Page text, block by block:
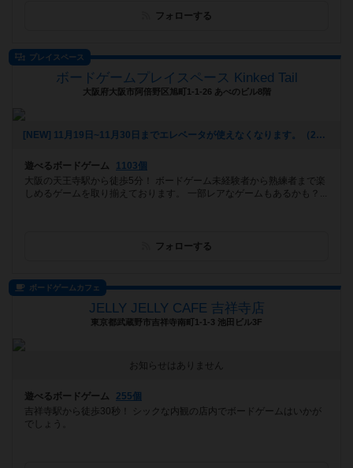
フォローする
プレイスペース
ボードゲームプレイスペース Kinked Tail
大阪府大阪市阿倍野区旭町1-1-26 あべのビル8階
[NEW] 11月19日~11月30日までエレベータが使えなくなります。（2025年10月20日 16時13分）
遊べるボードゲーム
1103個
大阪の天王寺駅から徒歩5分！ ボードゲーム未経験者から熟練者まで楽
しめるゲームを取り揃えております。 一部レアなゲームもあるかも？...
フォローする
ボードゲームカフェ
JELLY JELLY CAFE 吉祥寺店
東京都武蔵野市吉祥寺南町1-1-3 池田ビル3F
お知らせはありません
遊べるボードゲーム
255個
吉祥寺駅から徒歩30秒！ シックな内観の店内でボードゲームはいかが
でしょう。